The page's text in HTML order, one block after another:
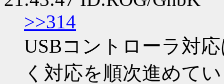
>>314
USBコントローラ対
く対応を順次進めて